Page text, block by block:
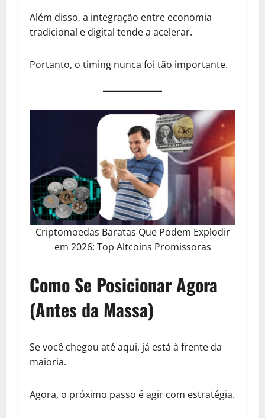
Além disso, a integração entre economia
tradicional e digital tende a acelerar.
Portanto, o timing nunca foi tão importante.
Criptomoedas Baratas Que Podem Explodir
em 2026: Top Altcoins Promissoras
Como Se Posicionar Agora
(Antes da Massa)
Se você chegou até aqui, já está à frente da
maioria.
Agora, o próximo passo é agir com estratégia.